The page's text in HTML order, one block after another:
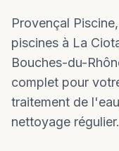
Entretien de
Équipements de
Aménagement
Dépannage
Provençal
piscines à La
Bouches-du-
complet pour
traitement de
nettoyage régulier.